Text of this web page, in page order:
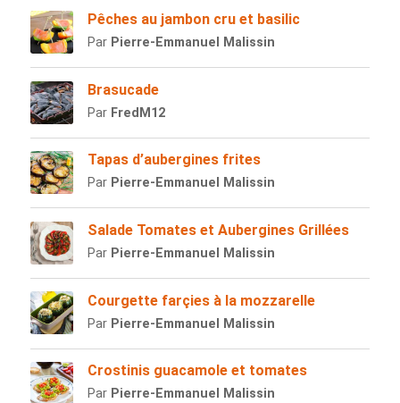
Pêches au jambon cru et basilic
Par Pierre-Emmanuel Malissin
Brasucade
Par FredM12
Tapas d’aubergines frites
Par Pierre-Emmanuel Malissin
Salade Tomates et Aubergines Grillées
Par Pierre-Emmanuel Malissin
Courgette farçies à la mozzarelle
Par Pierre-Emmanuel Malissin
Crostinis guacamole et tomates
Par Pierre-Emmanuel Malissin